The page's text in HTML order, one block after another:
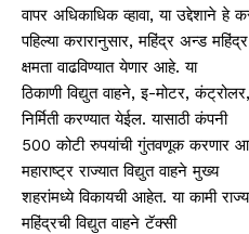
वापर अधिकाधिक व्हावा, या उद्देशाने हे
पहिल्या करारानुसार, महिंद्र अन्ड
क्षमता वाढविण्यात येणार आहे. या
ठिकाणी विद्युत वाहने, इ-मोटर,
निर्मिती करण्यात येईल. यासाठी कंपनी
500 कोटी रुपयांची गुंतवणूक करणार
महाराष्ट्र राज्यात विद्युत वाहने मुख्य
शहरांमध्ये विकायची आहेत. या कामी
महिंद्रची विद्युत वाहने टॅक्सी